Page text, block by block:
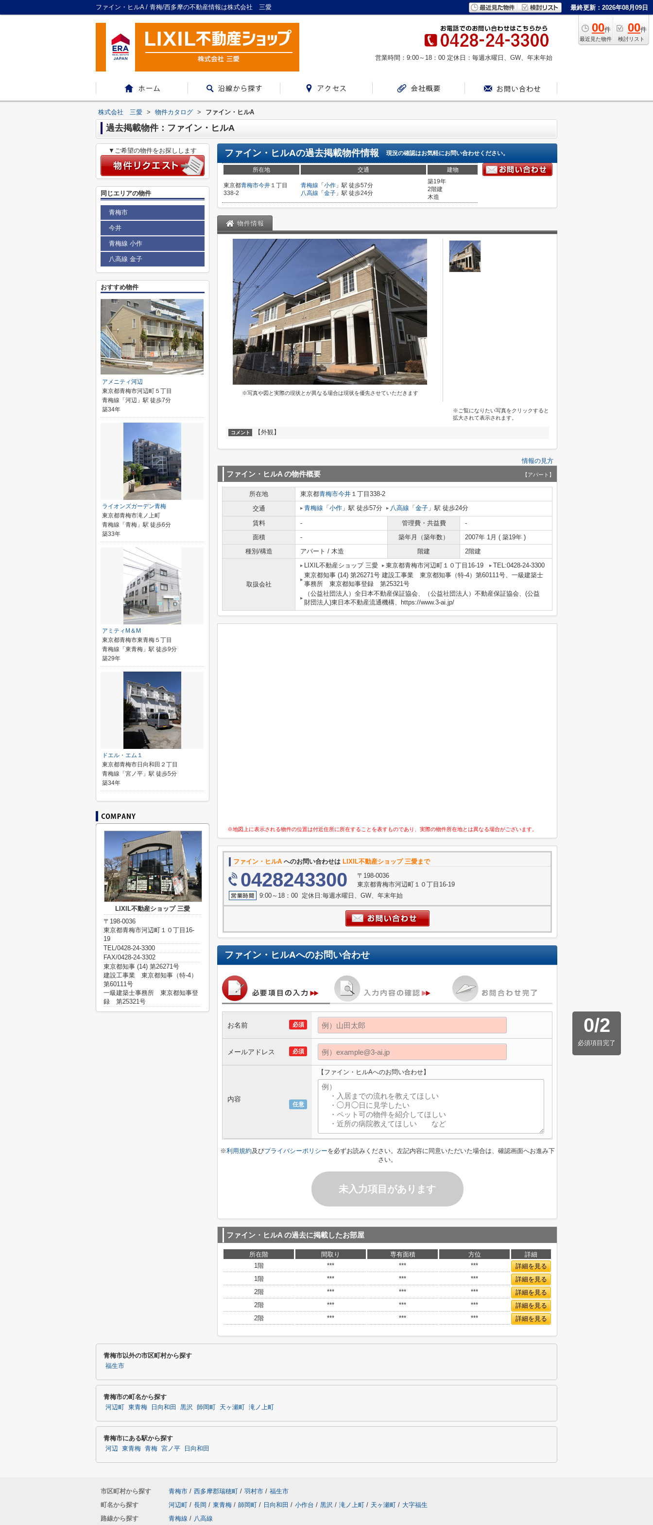
ファイン・ヒルA / 青梅/西多摩の不動産情報は株式会社 三愛 最終更新：2026年08月09日
00件
最近見た物件
00件
検討リスト
営業時間：9:00～18：00 定休日：毎週水曜日、GW、年末年始
株式会社 三愛 > 物件カタログ > ファイン・ヒルA
過去掲載物件：ファイン・ヒルA
ファイン・ヒルAの過去掲載物件情報 現況の確認はお気軽にお問い合わせください。
所在地 交通 建物
東京都青梅市今井 １丁目
338-2
青梅線 「 小作 」駅 徒歩57分
八高線 「 金子 」駅 徒歩24分
築19年
2階建
木造
物件情報
※写真や図と実際の現状とが異なる場合は現状を優先させていただきます
※ご覧になりたい写真をクリックすると
拡大されて表示されます。
コメント 【外観】
情報の見方
ファイン・ヒルA の物件概要 【アパート】
所在地 東京都青梅市今井 １丁目338-2
交通
青梅線 「 小作 」駅 徒歩57分 八高線 「 金子 」駅 徒歩24分
賃料 - 管理費・共益費
-
面積
- 築年月（築年数）
2007年 1月 ( 築19年 )
種別/構造
アパート / 木造 階建 2階建
取扱会社
LIXIL不動産ショップ 三愛 東京都青梅市河辺町１０丁目16-19
TEL:0428-24-3300
東京都知事 (14) 第26271号 建設工事業 東京都知事（特-4）第60111号、一級建築士
事務所 東京都知事登録 第25321号
（公益社団法人）全日本不動産保証協会、（公益社団法人）不動産保証協会、(公益
財団法人)東日本不動産流通機構、https://www.3-ai.jp/
※地図上に表示される物件の位置は付近住所に所在することを表すものであり、実際の物件所在地とは異なる場合がございます。
ファイン・ヒルA へのお問い合わせは LIXIL不動産ショップ 三愛まで
0428243300
〒198-0036
東京都青梅市河辺町１０丁目16-19
9:00～18：00 定休日:毎週水曜日、GW、年末年始
ファイン・ヒルAへのお問い合わせ
0/2
必須項目完了
必須
お名前
必須
メールアドレス
任意
内容
【ファイン・ヒルAへのお問い合わせ】
※利用規約及びプライバシーポリシーを必ずお読みください。左記内容に同意いただいた場合は、確認画面へお進み下
さい。
未入力項目があります
ファイン・ヒルA の過去に掲載したお部屋
所在階 間取り 専有面積 方位
詳細
1階
*** *** ***
詳細を見る
1階
*** *** ***
詳細を見る
2階
*** *** ***
詳細を見る
2階
*** *** ***
詳細を見る
2階
*** *** *** 詳細を見る
▼ご希望の物件をお探しします
同じエリアの物件
青梅市
今井
青梅線 小作
八高線 金子
おすすめ物件
アメニティ河辺
東京都青梅市河辺町５丁目
青梅線「河辺」駅 徒歩7分
築34年
ライオンズガーデン青梅
東京都青梅市滝ノ上町
青梅線「青梅」駅 徒歩6分
築33年
アミティM＆M
東京都青梅市東青梅５丁目
青梅線「東青梅」駅 徒歩9分
築29年
ドエル・エム１
東京都青梅市日向和田２丁目
青梅線「宮ノ平」駅 徒歩5分
築34年
LIXIL不動産ショップ 三愛
〒198-0036
東京都青梅市河辺町１０丁目16-
19
TEL/0428-24-3300
FAX/0428-24-3302
東京都知事 (14) 第26271号
建設工事業 東京都知事（特-4）
第60111号
一級建築士事務所 東京都知事登
録 第25321号
青梅市以外の市区町村から探す
福生市
青梅市の町名から探す
河辺町 東青梅 日向和田 黒沢 師岡町 天ヶ瀬町 滝ノ上町
青梅市にある駅から探す
河辺 東青梅 青梅 宮ノ平 日向和田
市区町村から探す 青梅市 / 西多摩郡瑞穂町 / 羽村市 / 福生市
町名から探す
河辺町 / 長岡 / 東青梅 / 師岡町 / 日向和田 / 小作台 / 黒沢 / 滝ノ上町 / 天ヶ瀬町 / 大字福生
路線から探す
青梅線 / 八高線